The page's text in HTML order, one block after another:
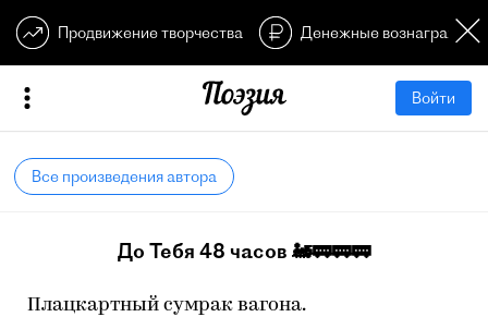
Продвижение творчества Денежные
Войти
Все произведения автора
До Тебя 48 часов 🚂🚃🚃🚃
Плацкартный сумрак вагона.